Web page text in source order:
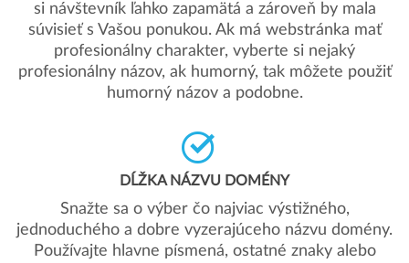
si návštevník ľahko zapamätá a zároveň by mala
súvisieť s Vašou ponukou. Ak má webstránka mať
profesionálny charakter, vyberte si nejaký
profesionálny názov, ak humorný, tak môžete použiť
humorný názov a podobne.
DĹŽKA NÁZVU DOMÉNY
Snažte sa o výber čo najviac výstižného,
jednoduchého a dobre vyzerajúceho názvu domény.
Používajte hlavne písmená, ostatné znaky alebo